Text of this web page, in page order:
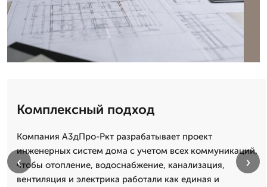
Комплексный подход
Компания А3дПро-Ркт разрабатывает проект
инженерных систем дома с учетом всех коммуникаций,
чтобы отопление, водоснабжение, канализация,
вентиляция и электрика работали как единая и
‹ ›